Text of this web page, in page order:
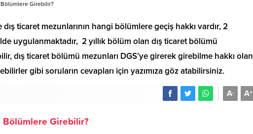
Bölümlere Girebilir?
ticaret mezunlarının hangi bölümlere geçiş hakkı vardır, 2
uygulanmaktadır, 2 yıllık bölüm olan dış ticaret bölümü
dış ticaret bölümü mezunları DGS’ye girerek girebilme hakkı olan
gibi soruların cevapları için yazımıza göz atabilirsiniz.
A+
A-
Bölümlere Girebilir?